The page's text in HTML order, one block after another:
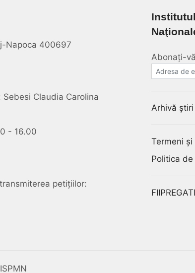
Napoca 400697
Claudia Carolina
- 16.00
petițiilor:
Abonați-
E-mail
Arhivă știri
Termeni
Politica